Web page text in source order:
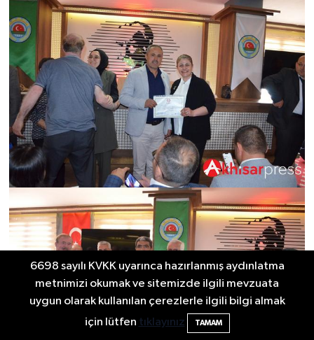
6698 sayılı KVKK uyarınca hazırlanmış aydınlatma
metnimizi okumak ve sitemizde ilgili mevzuata
uygun olarak kullanılan çerezlerle ilgili bilgi almak
için lütfen tıklayınız TAMAM